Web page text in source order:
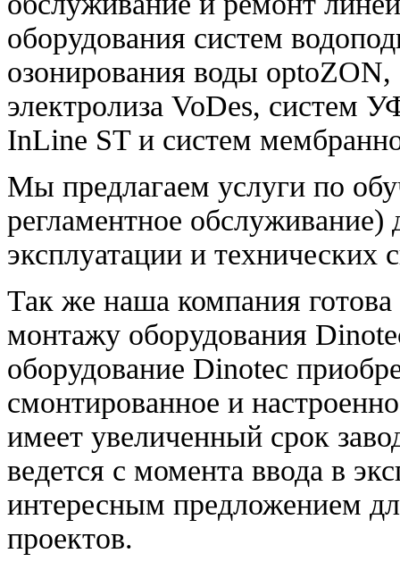
оборудования систем
озонирования воды optoZON,
электролиза VoDes, систем
InLine ST и систем
Мы предлагаем услуги по
регламентное обслуживание)
эксплуатации и технических
Так же наша компания
монтажу оборудования
оборудование Dinotec
смонтированное и
имеет увеличенный срок
ведется с момента ввода в
интересным предложением
проектов.